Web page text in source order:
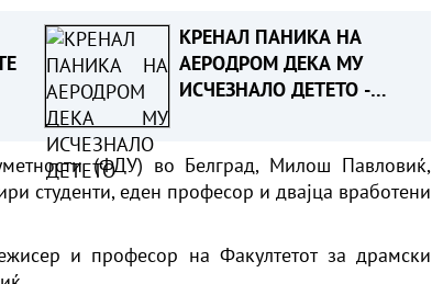
КРЕНАЛ ПАНИКА НА
АЕРОДРОМ ДЕКА МУ
ИСЧЕЗНАЛО ДЕТЕТО -
сместувањето
(ФДУ) во Белград, Милош Павловиќ,
студенти, еден професор и двајца вработени
и професор на Факултетот за драмски